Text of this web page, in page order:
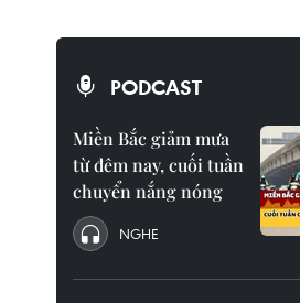
PODCAST
Miền Bắc giảm mưa
từ đêm nay, cuối tuần
chuyển nắng nóng
NGHE